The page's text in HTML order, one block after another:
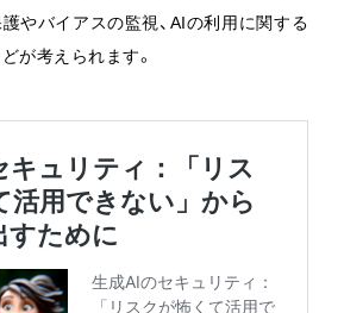
やバイアスの監視、AIの利用に関する
が考えられます。